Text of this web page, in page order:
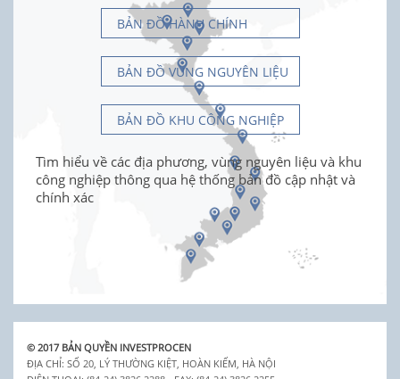
BẢN ĐỒ HÀNH CHÍNH
BẢN ĐỒ VÙNG NGUYÊN LIỆU
BẢN ĐỒ KHU CÔNG NGHIỆP
Tìm hiểu về các địa phương, vùng nguyên liệu và khu
công nghiệp thông qua hệ thống bản đồ cập nhật và
chính xác
© 2017 BẢN QUYỀN INVESTPROCEN
ĐỊA CHỈ: SỐ 20, LÝ THƯỜNG KIỆT, HOÀN KIẾM, HÀ NỘI